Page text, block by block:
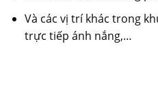
Và các vị trí khác trong
trực tiếp ánh nắng,…